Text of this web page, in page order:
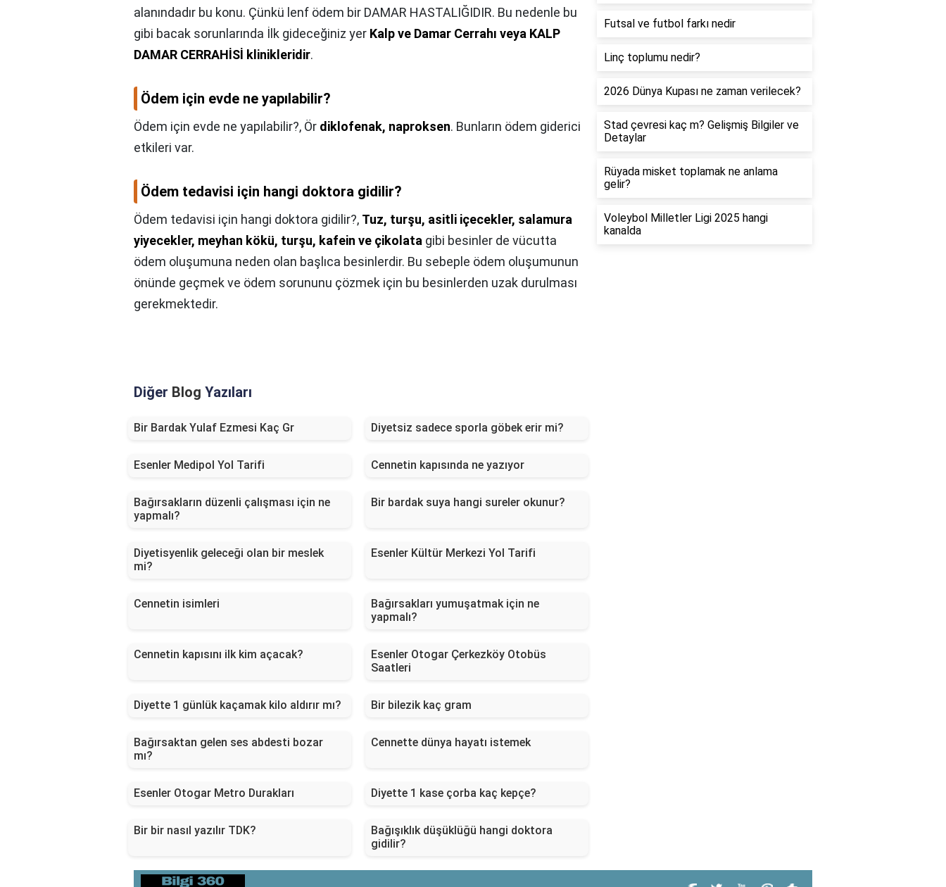
alanındadır bu konu. Çünkü lenf ödem bir DAMAR HASTALIĞIDIR. Bu nedenle bu
gibi bacak sorunlarında İlk gideceğiniz yer Kalp ve Damar Cerrahı veya KALP
DAMAR CERRAHİSİ klinikleridir.
Ödem için evde ne yapılabilir?
Ödem için evde ne yapılabilir?, Ör diklofenak, naproksen. Bunların ödem giderici
etkileri var.
Ödem tedavisi için hangi doktora gidilir?
Ödem tedavisi için hangi doktora gidilir?, Tuz, turşu, asitli içecekler, salamura
yiyecekler, meyhan kökü, turşu, kafein ve çikolata gibi besinler de vücutta
ödem oluşumuna neden olan başlıca besinlerdir. Bu sebeple ödem oluşumunun
önünde geçmek ve ödem sorununu çözmek için bu besinlerden uzak durulması
gerekmektedir.
Diğer Blog Yazıları
Bir Bardak Yulaf Ezmesi Kaç Gr Diyetsiz sadece sporla göbek erir mi?
Esenler Medipol Yol Tarifi Cennetin kapısında ne yazıyor
Bağırsakların düzenli çalışması için ne
yapmalı?
Bir bardak suya hangi sureler okunur?
Diyetisyenlik geleceği olan bir meslek
mi?
Esenler Kültür Merkezi Yol Tarifi
Cennetin isimleri
Bağırsakları yumuşatmak için ne
yapmalı?
Cennetin kapısını ilk kim açacak?
Esenler Otogar Çerkezköy Otobüs
Saatleri
Diyette 1 günlük kaçamak kilo aldırır mı? Bir bilezik kaç gram
Bağırsaktan gelen ses abdesti bozar
mı?
Cennette dünya hayatı istemek
Esenler Otogar Metro Durakları Diyette 1 kase çorba kaç kepçe?
Bir bir nasıl yazılır TDK?
Bağışıklık düşüklüğü hangi doktora
gidilir?
Futsal ve futbol farkı nedir
Linç toplumu nedir?
2026 Dünya Kupası ne zaman verilecek?
Stad çevresi kaç m? Gelişmiş Bilgiler ve
Detaylar
Rüyada misket toplamak ne anlama
gelir?
Voleybol Milletler Ligi 2025 hangi
kanalda